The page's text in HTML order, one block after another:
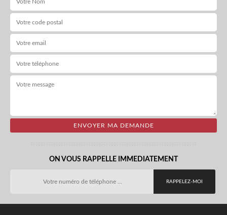
ON VOUS RAPPELLE IMMEDIATEMENT